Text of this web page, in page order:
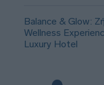
Balance & Glow:
Wellness
Luxury Hotel